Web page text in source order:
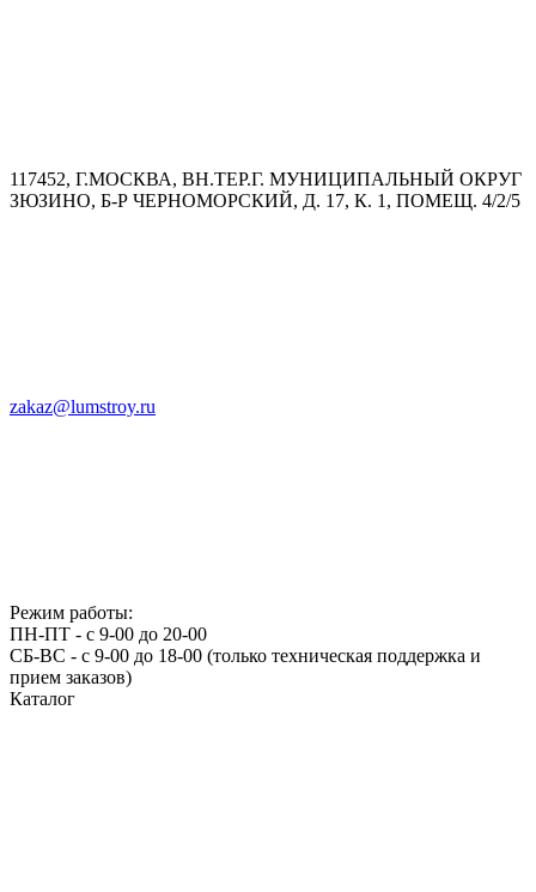
117452, Г.МОСКВА, ВН.ТЕР.Г. МУНИЦИПАЛЬНЫЙ ОКРУГ
ЗЮЗИНО, Б-Р ЧЕРНОМОРСКИЙ, Д. 17, К. 1, ПОМЕЩ. 4/2/5
zakaz@lumstroy.ru
Режим работы:
ПН-ПТ - с 9-00 до 20-00
СБ-ВС - с 9-00 до 18-00 (только техническая поддержка и
прием заказов)
Каталог